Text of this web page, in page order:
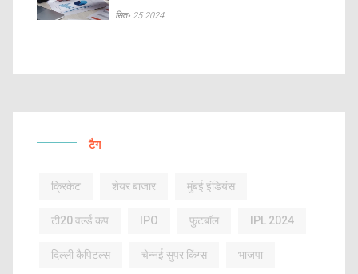
सित॰ 25 2024
टैग
क्रिकेट शेयर बाजार मुंबई इंडियंस
टी20 वर्ल्ड कप IPO फुटबॉल IPL 2024
दिल्ली कैपिटल्स चेन्नई सुपर किंग्स भाजपा